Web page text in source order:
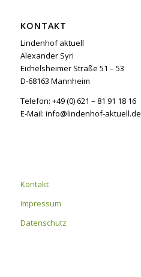
KONTAKT
Lindenhof aktuell
Alexander Syri
Eichelsheimer Straße 51 – 53
D-68163 Mannheim
Telefon: +49 (0) 621 – 81 91 18 16
E-Mail: info@lindenhof-aktuell.de
Kontakt
Impressum
Datenschutz